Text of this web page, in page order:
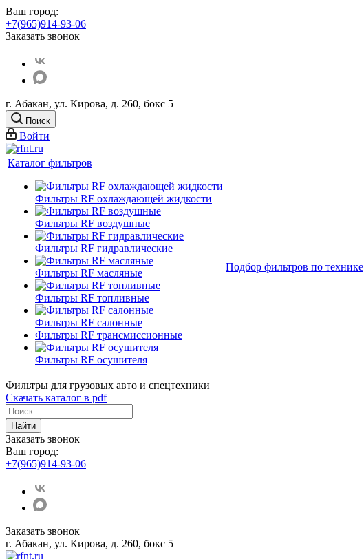
Ваш город:
+7(965)914-93-06
Заказать звонок
г. Абакан, ул. Кирова, д. 260, бокс 5
Поиск
Войти
Каталог фильтров
Фильтры RF охлаждающей жидкости
Фильтры RF воздушные
Фильтры RF гидравлические
Фильтры RF масляные
Фильтры RF топливные
Фильтры RF салонные
Фильтры RF трансмиссионные
Фильтры RF осушителя
Подбор фильтров по технике
Фильтры для грузовых авто и спецтехники
Скачать каталог в pdf
Найти
Заказать звонок
Ваш город:
+7(965)914-93-06
Заказать звонок
г. Абакан, ул. Кирова, д. 260, бокс 5